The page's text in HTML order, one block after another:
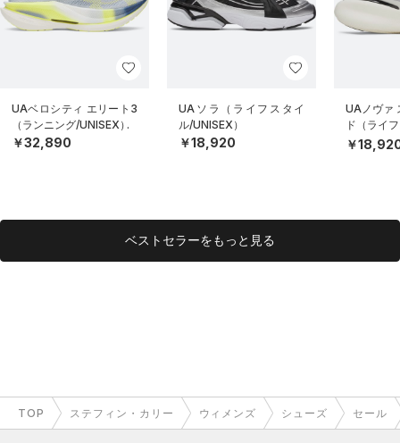
UAベロシティ エリート3
（ランニング/UNISEX）
￥32,890
UAソラ（ライフスタイ
ル/UNISEX）
￥18,920
UAノヴァ
ド（ライ
EX）
￥
ベストセラーをもっと見る
TOP ステフィン・カリー ウィメンズ シューズ セール